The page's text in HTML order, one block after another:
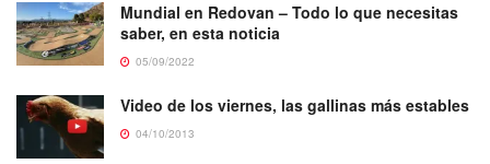
Mundial en Redovan – Todo lo que necesitas
saber, en esta noticia
05/09/2022
Video de los viernes, las gallinas más estables
04/10/2013